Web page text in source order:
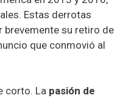
Estas derrotas
brevemente su retiro de
que conmovió al
corto. La pasión de